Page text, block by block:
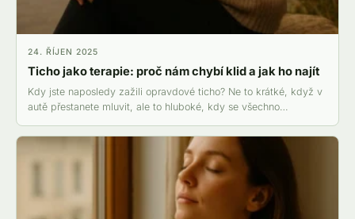
24. ŘÍJEN 2025
Ticho jako terapie: proč nám chybí klid a jak ho najít
Kdy jste naposledy zažili opravdové ticho? Ne to krátké, když v
autě přestanete mluvit, ale to hluboké, kdy se všechno…